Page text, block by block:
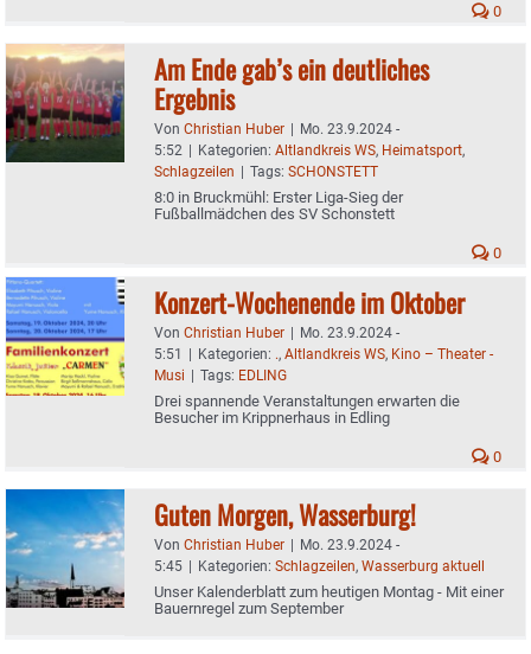
0
Am Ende gab’s ein deutliches
Ergebnis
Von Christian Huber | Mo. 23.9.2024 -
5:52 | Kategorien: Altlandkreis WS, Heimatsport,
Schlagzeilen | Tags: SCHONSTETT
8:0 in Bruckmühl: Erster Liga-Sieg der
Fußballmädchen des SV Schonstett
0
Konzert-Wochenende im Oktober
Von Christian Huber | Mo. 23.9.2024 -
5:51 | Kategorien: ., Altlandkreis WS, Kino – Theater -
Musi | Tags: EDLING
Drei spannende Veranstaltungen erwarten die
Besucher im Krippnerhaus in Edling
0
Guten Morgen, Wasserburg!
Von Christian Huber | Mo. 23.9.2024 -
5:45 | Kategorien: Schlagzeilen, Wasserburg aktuell
Unser Kalenderblatt zum heutigen Montag - Mit einer
Bauernregel zum September